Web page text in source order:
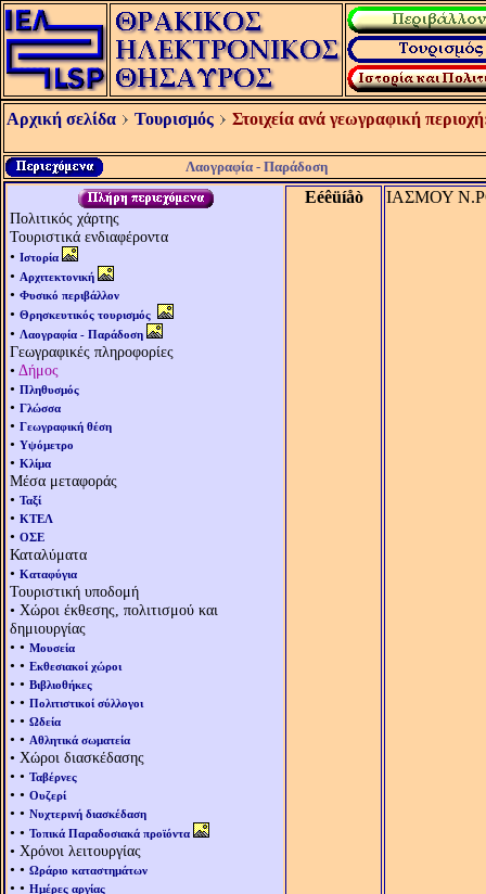
Αρχική σελίδα Τουρισμός Στοιχεία ανά γεωγραφική
Λαογραφία - Παράδοση
Πολιτικός χάρτης
Τουριστικά ενδιαφέροντα
• Ιστορία
• Αρχιτεκτονική
• Φυσικό περιβάλλον
• Θρησκευτικός τουρισμός
• Λαογραφία - Παράδοση
Γεωγραφικές πληροφορίες
• Δήμος
• Πληθυσμός
• Γλώσσα
• Γεωγραφική θέση
• Υψόμετρο
• Κλίμα
Μέσα μεταφοράς
• Ταξί
• ΚΤΕΛ
• ΟΣΕ
Καταλύματα
• Καταφύγια
Τουριστική υποδομή
• Χώροι έκθεσης, πολιτισμού και
δημιουργίας
• • Μουσεία
• • Εκθεσιακοί χώροι
• • Βιβλιοθήκες
• • Πολιτιστικοί σύλλογοι
• • Ωδεία
• • Αθλητικά σωματεία
• Χώροι διασκέδασης
• • Ταβέρνες
• • Ουζερί
• • Νυχτερινή διασκέδαση
• • Τοπικά Παραδοσιακά προϊόντα
• Χρόνοι λειτουργίας
• • Ωράριο καταστημάτων
• • Ημέρες αργίας
Eéêüíåò ΙΑΣΜΟΥ